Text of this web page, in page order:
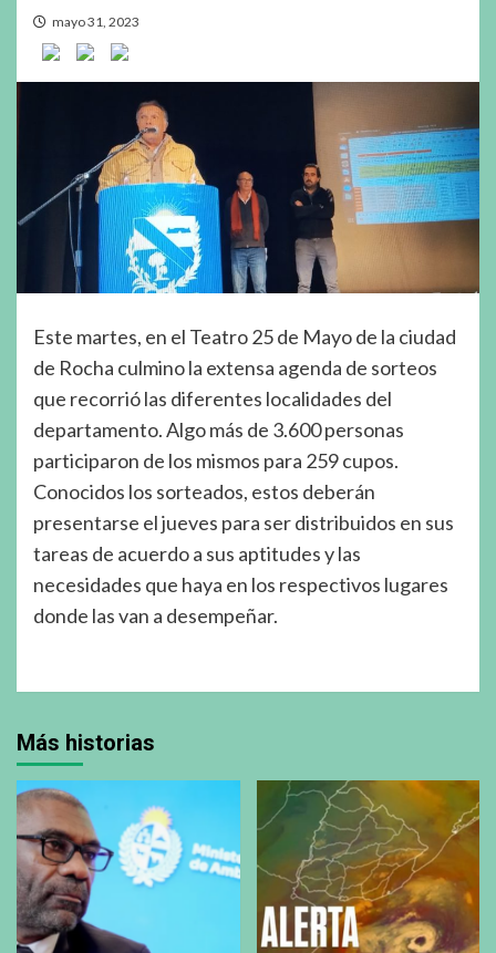
mayo 31, 2023
Este martes, en el Teatro 25 de Mayo de la ciudad
de Rocha culmino la extensa agenda de sorteos
que recorrió las diferentes localidades del
departamento. Algo más de 3.600 personas
participaron de los mismos para 259 cupos.
Conocidos los sorteados, estos deberán
presentarse el jueves para ser distribuidos en sus
tareas de acuerdo a sus aptitudes y las
necesidades que haya en los respectivos lugares
donde las van a desempeñar.
Más historias